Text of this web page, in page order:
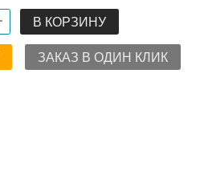
В КОРЗИНУ
ЗАКАЗ В ОДИН КЛИК